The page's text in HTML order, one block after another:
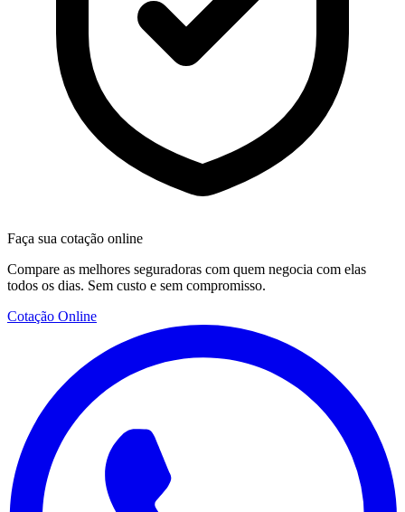
Faça sua cotação online
Compare as melhores seguradoras com quem negocia com elas
todos os dias. Sem custo e sem compromisso.
Cotação Online